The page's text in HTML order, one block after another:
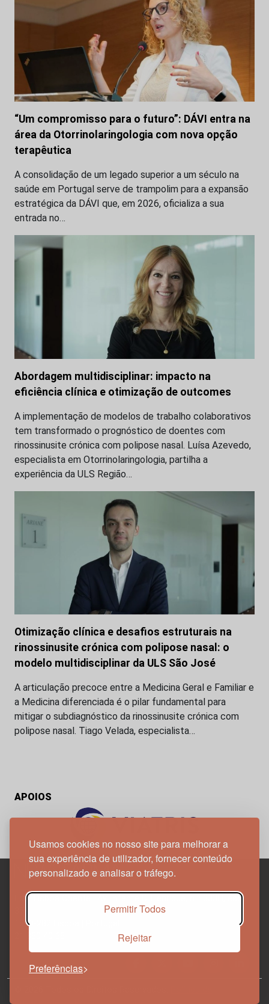
Usamos cookies no nosso site para melhorar a
sua experiência de utilizador, fornecer conteúdo
personalizado e analisar o tráfego.
Permitir Todos
Rejeitar
Preferências
“Um compromisso para o futuro”: DÁVI entra na
área da Otorrinolaringologia com nova opção
terapêutica
A consolidação de um legado superior a um século na
saúde em Portugal serve de trampolim para a expansão
estratégica da DÁVI que, em 2026, oficializa a sua
entrada no…
Abordagem multidisciplinar: impacto na
eficiência clínica e otimização de outcomes
A implementação de modelos de trabalho colaborativos
tem transformado o prognóstico de doentes com
rinossinusite crónica com polipose nasal. Luísa Azevedo,
especialista em Otorrinolaringologia, partilha a
experiência da ULS Região…
Otimização clínica e desafios estruturais na
rinossinusite crónica com polipose nasal: o
modelo multidisciplinar da ULS São José
A articulação precoce entre a Medicina Geral e Familiar e
a Medicina diferenciada é o pilar fundamental para
mitigar o subdiagnóstico da rinossinusite crónica com
polipose nasal. Tiago Velada, especialista…
APOIOS
Edif. Lisboa Oriente | Av. Infante D. Henrique, n.º 333H, esc.
1800-282 Lisboa | Portugal